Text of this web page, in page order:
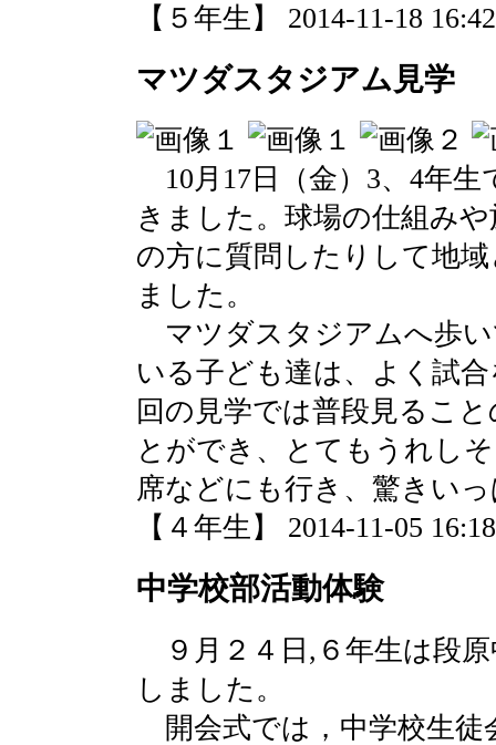
【５年生】 2014-11-18
マツダスタジアム見学
10月17日（金）3、4年
きました。球場の仕組み
の方に質問したりして地
ました。
マツダスタジアムへ歩
いる子ども達は、よく試
回の見学では普段見るこ
とができ、とてもうれし
席などにも行き、驚きい
【４年生】 2014-11-05
中学校部活動体験
９月２４日,６年生は段
しました。
開会式では，中学校生徒